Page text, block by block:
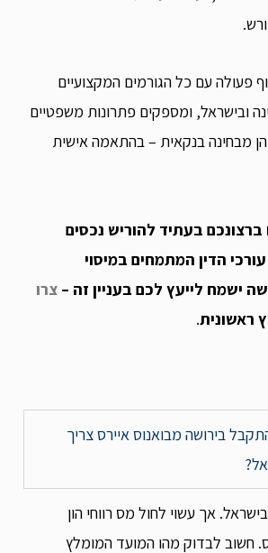
פעולה עם כל הגורמים המקצועיים
ובישראל, ומספקים פתרונות משפטיים
מבחינה בנקאית – בהתאמה אישית
בעתיד להוריש נכסים
הדין המתמחים במיסוי
ישמח לייעץ לכם בעניין זה – צרו
ראשונית.
בירושה מבואנוס איירס צריך
אך עשוי לחול מס רווחי הון
חשוב לבדוק מהו המועד המומלץ